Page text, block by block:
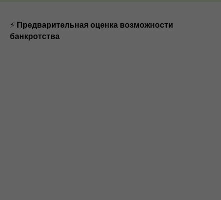
⚡ Предварительная оценка возможности
банкротства